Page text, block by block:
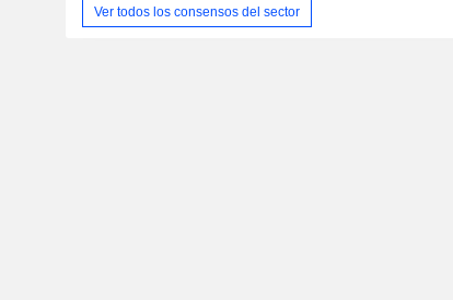
Ver todos los consensos del sector